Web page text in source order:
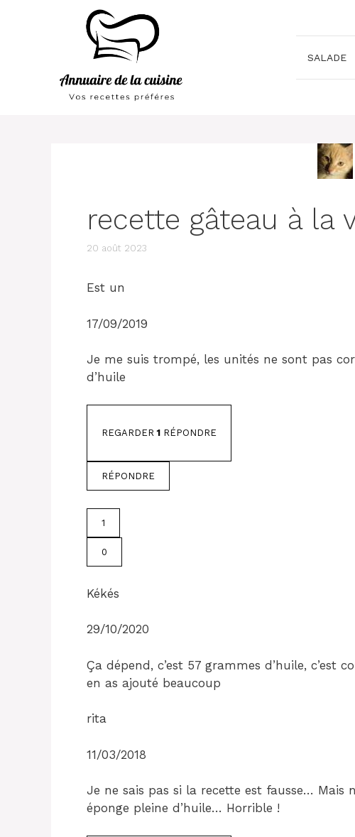
SALADE
recette gâteau à la
20 août 2023
Est un
17/09/2019
Je me suis trompé, les unités ne sont pas
d’huile
REGARDER1 RÉPONDRE
RÉPONDRE
1
0
Kékés
29/10/2020
Ça dépend, c’est 57 grammes d’huile,
en as ajouté beaucoup
rita
11/03/2018
Je ne sais pas si la recette est fausse… Mais
éponge pleine d’huile… Horrible !